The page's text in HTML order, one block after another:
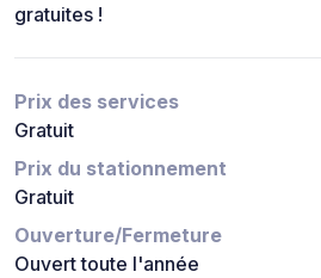
gratuites !
Prix des services
Gratuit
Prix du stationnement
Gratuit
Ouverture/Fermeture
Ouvert toute l'année